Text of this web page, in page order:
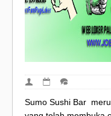
Sumo Sushi Bar